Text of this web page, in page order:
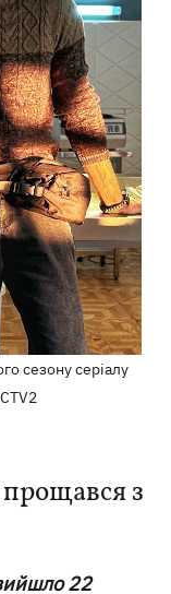
сезону серіалу
прощався з
22